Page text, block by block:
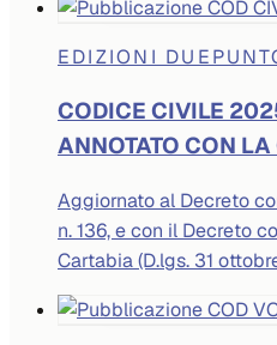
EDIZIONI
CODICE CIVILE
ANNOTATO CON
Aggiornato al Decreto
n. 136, e con il Decreto
Cartabia (D.lgs. 31